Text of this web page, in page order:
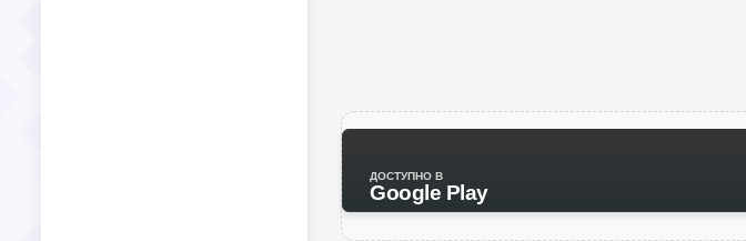
ДОСТУПНО В
Google Play